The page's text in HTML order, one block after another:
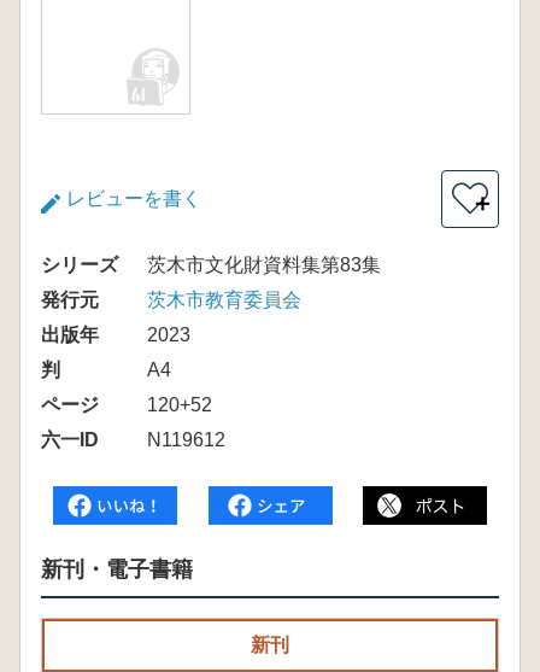
レビューを書く ＋
シリーズ
茨木市文化財資料集第83集
発行元
茨木市教育委員会
出版年
2023
判
A4
ページ
120+52
六一ID
N119612
新刊・電子書籍
新刊